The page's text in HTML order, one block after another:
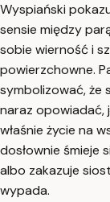
Wyspiański
sensie między
sobie wierność i
powierzchowne.
symbolizować, że
naraz opowiadać,
właśnie życie na
dosłownie śmieje
albo zakazuje
wypada.